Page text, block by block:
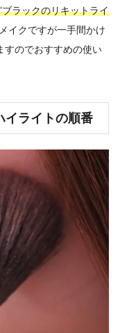
ラックのリキットライ
イクですが一手間かけ
すのでおすすめの使い
イライトの順番